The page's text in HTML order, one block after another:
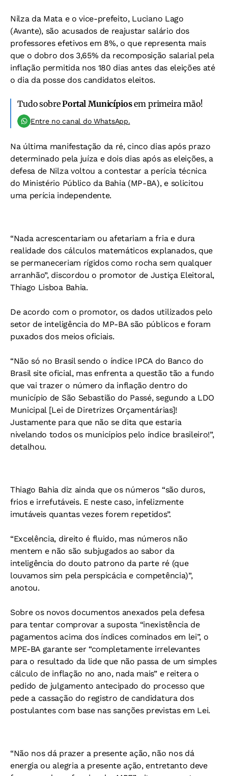
Nilza da Mata e o vice-prefeito, Luciano Lago
(Avante), são acusados de reajustar salário dos
professores efetivos em 8%, o que representa mais
que o dobro dos 3,65% da recomposição salarial pela
inflação permitida nos 180 dias antes das eleições até
o dia da posse dos candidatos eleitos.
Tudo sobrePortal Municípiosem primeira mão!
Entre no canal do WhatsApp.
Na última manifestação da ré, cinco dias após prazo
determinado pela juíza e dois dias após as eleições, a
defesa de Nilza voltou a contestar a perícia técnica
do Ministério Público da Bahia (MP-BA), e solicitou
uma perícia independente.
“Nada acrescentariam ou afetariam a fria e dura
realidade dos cálculos matemáticos explanados, que
se permaneceriam rígidos como rocha sem qualquer
arranhão”, discordou o promotor de Justiça Eleitoral,
Thiago Lisboa Bahia.
De acordo com o promotor, os dados utilizados pelo
setor de inteligência do MP-BA são públicos e foram
puxados dos meios oficiais.
“Não só no Brasil sendo o índice IPCA do Banco do
Brasil site oficial, mas enfrenta a questão tão a fundo
que vai trazer o número da inflação dentro do
município de São Sebastião do Passé, segundo a LDO
Municipal [Lei de Diretrizes Orçamentárias]!
Justamente para que não se dita que estaria
nivelando todos os municípios pelo índice brasileiro!”,
detalhou.
Thiago Bahia diz ainda que os números “são duros,
frios e irrefutáveis. E neste caso, infelizmente
imutáveis quantas vezes forem repetidos”.
“Excelência, direito é fluido, mas números não
mentem e não são subjugados ao sabor da
inteligência do douto patrono da parte ré (que
louvamos sim pela perspicácia e competência)”,
anotou.
Sobre os novos documentos anexados pela defesa
para tentar comprovar a suposta “inexistência de
pagamentos acima dos índices cominados em lei”, o
MPE-BA garante ser “completamente irrelevantes
para o resultado da lide que não passa de um simples
cálculo de inflação no ano, nada mais” e reitera o
pedido de julgamento antecipado do processo que
pede a cassação do registro de candidatura dos
postulantes com base nas sanções previstas em Lei.
“Não nos dá prazer a presente ação, não nos dá
energia ou alegria a presente ação, entretanto deve